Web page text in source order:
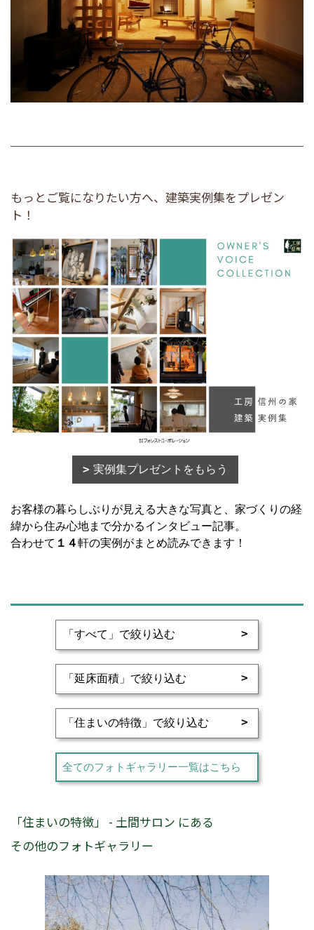
もっとご覧になりたい方へ、建築実例集をプレゼン
ト！
実例集プレゼントをもらう
お客様の暮らしぶりが見える大きな写真と、家づくりの経
緯から住み心地まで分かるインタビュー記事。
合わせて １４軒の実例がまとめ読みできます！
全てのフォトギャラリー一覧はこちら
「住まいの特徴」 - 土間サロン にある
その他のフォトギャラリー